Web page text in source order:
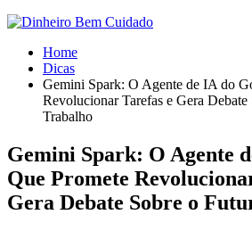
Home
Dicas
Gemini Spark: O Agente de IA do
Revolucionar Tarefas e Gera
Trabalho
Gemini Spark: O Agente
Que Promete
Gera Debate Sobre o